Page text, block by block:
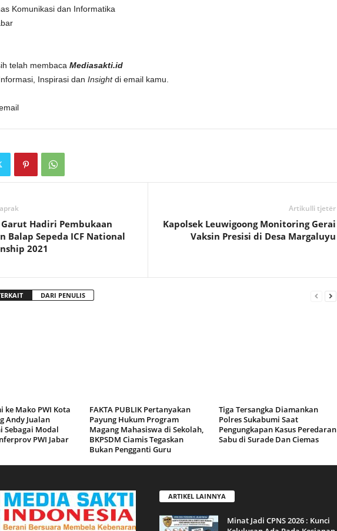
Komunikasi dan Informatika
telah membaca Mediasakti.id
Inspirasi dan Insightdi email kamu.
Hadiri Pembukaan
Balap Sepeda ICF National
2021
Artikulli tjetër
Kapolsek Leuwigoong Monitoring Gerai
Vaksin Presisi di Desa Margaluyu
DARI PENULIS
ke Mako PWI Kota
Andy Jualan
Sebagai Modal
PWI Jabar
FAKTA PUBLIK Pertanyakan
Payung Hukum Program
Magang Mahasiswa di Sekolah,
BKPSDM Ciamis Tegaskan
Bukan Pengganti Guru
Tiga Tersangka Diamankan
Polres Sukabumi Saat
Pengungkapan Kasus Peredaran
Sabu di Surade Dan Ciemas
ARTIKEL LAINNYA
Minat Jadi CPNS 2026 : Kunci